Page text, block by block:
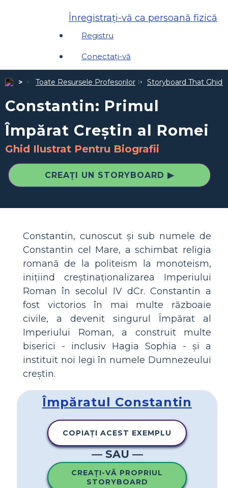
Înregistrați-vă ca persoană fizică
Registru
Conectați-vă
Toate Resursele Profesorilor Storyboard That
Constantin: Primul
Împărat Creștin al Romei
Ghid Ilustrat Pentru Biografii
CREAȚI UN STORYBOARD ▶
Constantin, cunoscut și sub numele de
Constantin cel Mare, a schimbat religia
romană de la politeism la monoteism,
inițiind creștinaționalizarea Imperiului
Roman în secolul IV dCr. Constantin a
fost victorios în mai multe războaie
civile, a devenit singurul Împărat al
Imperiului Roman, a construit multe
biserici - inclusiv Hagia Sophia - și a
instituit noi legi în numele Dumnezeului
creștin.
Împăratul Constantin
COPIAȚI ACEST EXEMPLU
— SAU —
CREAȚI-VĂ PROPRIUL
STORYBOARD